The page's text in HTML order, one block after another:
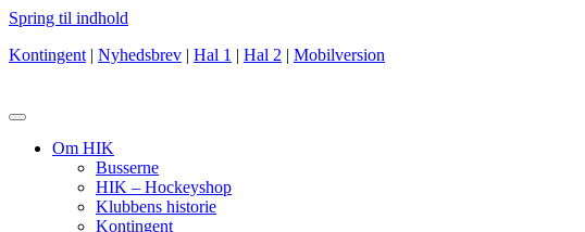
Spring til indhold
Kontingent | Nyhedsbrev | Hal 1 | Hal 2 | Mobilversion
Om HIK
Busserne
HIK – Hockeyshop
Klubbens historie
Kontingent